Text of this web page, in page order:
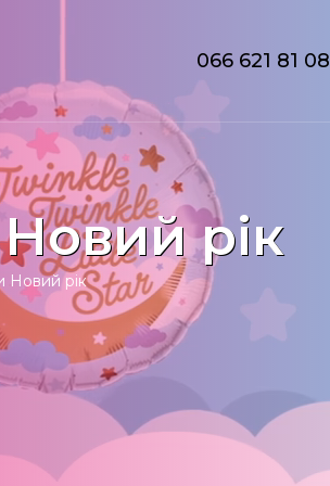
066 621 81 08
рік
Новий рік